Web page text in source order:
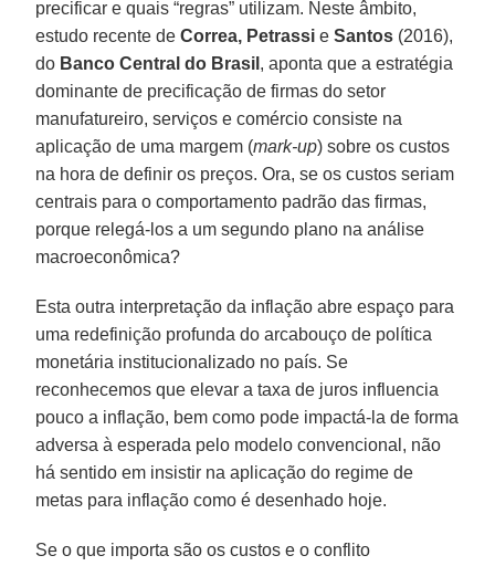
precificar e quais “regras” utilizam. Neste âmbito,
estudo recente deCorrea, Petrassi eSantos (2016),
do Banco Central do Brasil , aponta que a estratégia
dominante de precificação de firmas do setor
manufatureiro, serviços e comércio consiste na
aplicação de uma margem (mark-up) sobre os custos
na hora de definir os preços. Ora, se os custos seriam
centrais para o comportamento padrão das firmas,
porque relegá-los a um segundo plano na análise
macroeconômica?
Esta outra interpretação da inflação abre espaço para
uma redefinição profunda do arcabouço de política
monetária institucionalizado no país. Se
reconhecemos que elevar a taxa de juros influencia
pouco a inflação, bem como pode impactá-la de forma
adversa à esperada pelo modelo convencional, não
há sentido em insistir na aplicação do regime de
metas para inflação como é desenhado hoje.
Se o que importa são os custos e o conflito